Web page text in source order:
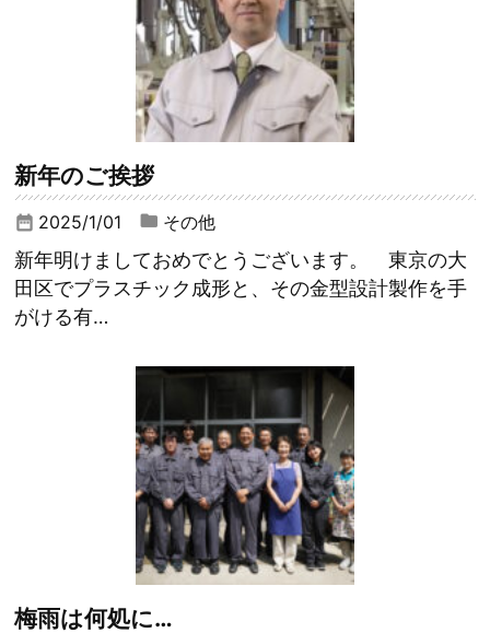
新年のご挨拶
date_range 2025/1/01 その他
新年明けましておめでとうございます。 東京の大
田区でプラスチック成形と、その金型設計製作を手
がける有…
梅雨は何処に…